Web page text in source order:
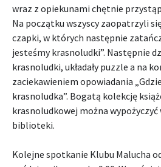
wraz z opiekunami chętnie
Na początku wszyscy zaopatrzyli
czapki, w których następnie
jesteśmy krasnoludki”. Następnie
krasnoludki, układały puzzle a na
zaciekawieniem opowiadania
krasnoludka”. Bogatą kolekcję
krasnoludkowej można
biblioteki.
Kolejne spotkanie Klubu Malucha